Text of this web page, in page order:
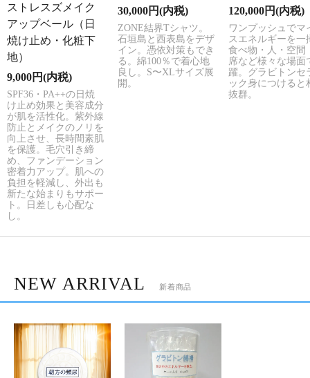
ストレスズメイク
アップベール（日
焼け止め・化粧下
地）
9,000円(内税)
SPF36・PA++の日焼
け止め効果と美容成分
が肌を活性化。紫外線
防止とメイクのノリを
向上させ、長時間素肌
を保護。毛穴引き締
め、ファンデーション
密着力アップ。肌への
負担を軽減し、外出も
新たな始まりもサポー
ト。日差しも心配な
し。
30,000円(内税)
ZONE結界Tシャツ。
石垣島と西表島をデザ
イン。憑依対策もでき
る。綿100％で着心地
良し。S〜XLサイズ展
開。
120,000円(内税)
ワンプッシュでマ
スエネルギーを一
食べ物・人・空間
席など様々な場面
躍。グラビトンセ
ック身につけると
抜群。
NEW ARRIVAL 新着商品